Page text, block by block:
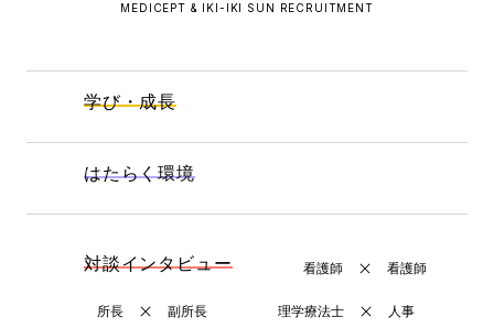
MEDICEPT & IKI-IKI SUN RECRUITMENT
学び・成長
はたらく環境
対談インタビュー 看護師 看護師
所長 副所長 理学療法士 人事